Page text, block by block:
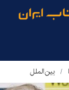
بین‌الملل